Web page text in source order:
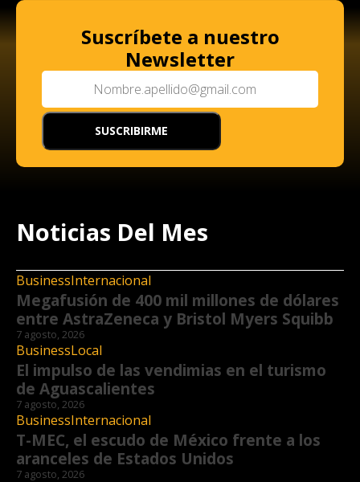
Suscríbete a nuestro
Newsletter
Noticias Del Mes
BusinessInternacional
Megafusión de 400 mil millones de dólares
entre AstraZeneca y Bristol Myers Squibb
7 agosto, 2026
BusinessLocal
El impulso de las vendimias en el turismo
de Aguascalientes
7 agosto, 2026
BusinessInternacional
T-MEC, el escudo de México frente a los
aranceles de Estados Unidos
7 agosto, 2026